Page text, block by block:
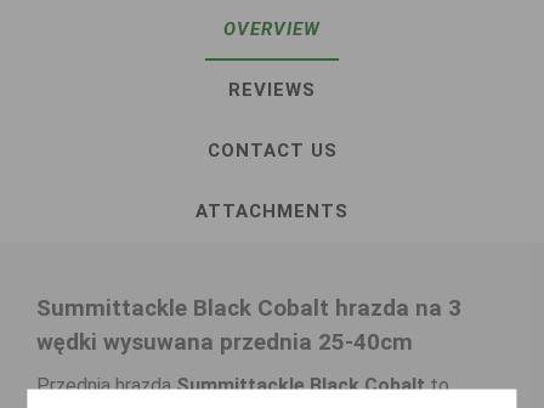
OVERVIEW
REVIEWS
CONTACT US
ATTACHMENTS
Summittackle Black Cobalt hrazda na 3
wędki wysuwana przednia 25-40cm
Przednia hrazdaSummittackle Black Cobaltto